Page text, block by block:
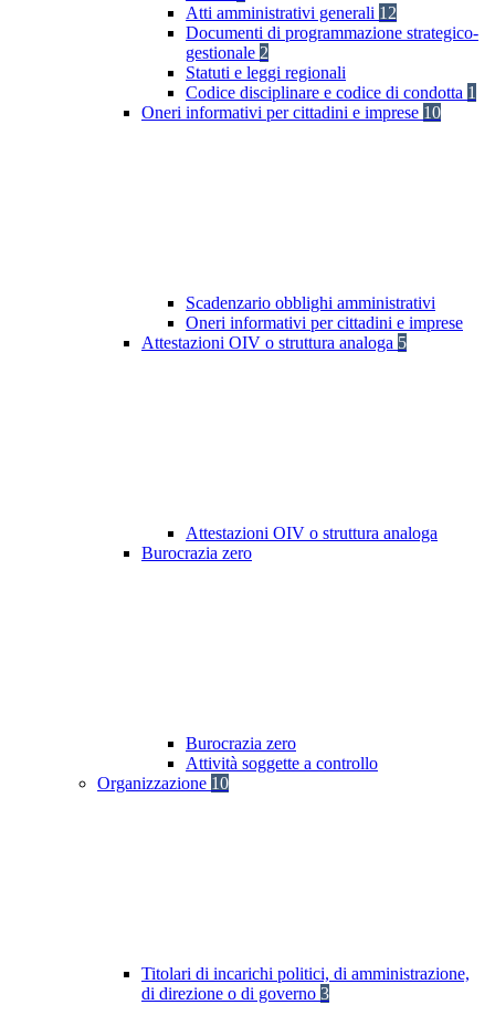
Atti amministrativi generali 12
Documenti di programmazione strategico-
gestionale 2
Statuti e leggi regionali
Codice disciplinare e codice di condotta 1
Oneri informativi per cittadini e imprese 10
Scadenzario obblighi amministrativi
Oneri informativi per cittadini e imprese
Attestazioni OIV o struttura analoga 5
Attestazioni OIV o struttura analoga
Burocrazia zero
Burocrazia zero
Attività soggette a controllo
Organizzazione 10
Titolari di incarichi politici, di amministrazione,
di direzione o di governo 3